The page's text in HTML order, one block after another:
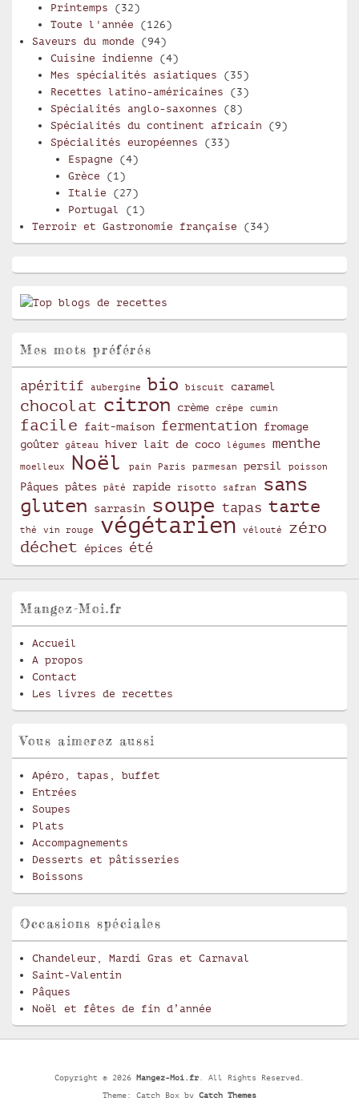
Printemps (32)
Toute l'année (126)
Saveurs du monde (94)
Cuisine indienne (4)
Mes spécialités asiatiques (35)
Recettes latino-américaines (3)
Spécialités anglo-saxonnes (8)
Spécialités du continent africain (9)
Spécialités européennes (33)
Espagne (4)
Grèce (1)
Italie (27)
Portugal
(1)
Terroir et Gastronomie française (34)
Mes mots préférés
apéritif aubergine bio biscuit caramel
chocolat citron crème crêpe cumin
facile fait-maison fermentation
fromage
goûter
gâteau hiver lait de coco légumes menthe
moelleux Noël pain Paris parmesan persil poisson
Pâques pâtes pâté rapide risotto safran
sans
gluten
sarrasin soupe tapas tarte
thé vin rouge végétarien vélouté
zéro
déchet
épices été
Mangez-Moi.fr
Accueil
A propos
Contact
Les livres de recettes
Vous aimerez aussi
Apéro, tapas, buffet
Entrées
Soupes
Plats
Accompagnements
Desserts et pâtisseries
Boissons
Occasions spéciales
Chandeleur, Mardi Gras et Carnaval
Saint-Valentin
Pâques
Noël et fêtes de fin d’année
Copyright © 2026 Mangez-Moi.fr . All Rights Reserved.
Theme: Catch Box by Catch Themes